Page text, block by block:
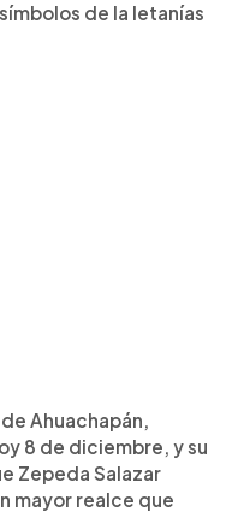
de la letanías
Ahuachapán,
8 de diciembre, y su
Zepeda Salazar
mayor realce que